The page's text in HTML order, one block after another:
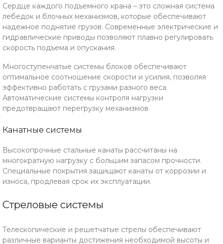
Сердце каждого подъемного крана – это сложная система
лебедок и блочных механизмов, которые обеспечивают
надежное поднятие грузов. Современные электрические и
гидравлические приводы позволяют плавно регулировать
скорость подъема и опускания.
Многоступенчатые системы блоков обеспечивают
оптимальное соотношение скорости и усилия, позволяя
эффективно работать с грузами разного веса.
Автоматические системы контроля нагрузки
предотвращают перегрузку механизмов.
Канатные системы
Высокопрочные стальные канаты рассчитаны на
многократную нагрузку с большим запасом прочности.
Специальные покрытия защищают канаты от коррозии и
износа, продлевая срок их эксплуатации.
Стреловые системы
Телескопические и решетчатые стрелы обеспечивают
различные варианты достижения необходимой высоты и